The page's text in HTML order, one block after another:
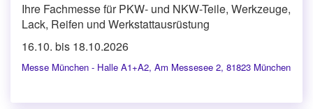
Ihre Fachmesse für PKW- und NKW-Teile, Werkzeuge,
Lack, Reifen und Werkstattausrüstung
16.10. bis 18.10.2026
Messe München - Halle A1+A2, Am Messesee 2, 81823 München